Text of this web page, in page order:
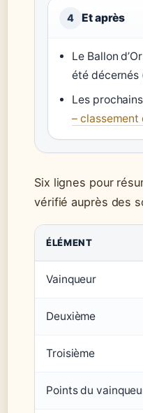
4 Et après
Le Ballon
été décernés
Les
– classement
Six lignes pour
vérifié auprès des
ÉLÉMENT
Vainqueur
Deuxième
Troisième
Points du